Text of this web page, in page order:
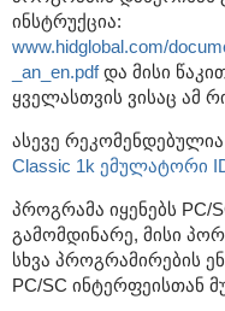
ინსტრუქცია:
www.hidglobal.com/
_an_en.pdfდა მისი
ყველასთვის ვისაც ამ
ასევე
Classic 1k ემულატორი
პროგრამა იყენებს PC/
გამომდინარე, მისი
სხვა პროგრამირების
PC/SC ინტერფეისთან